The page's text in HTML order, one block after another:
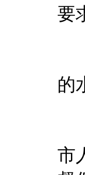
要
的
市